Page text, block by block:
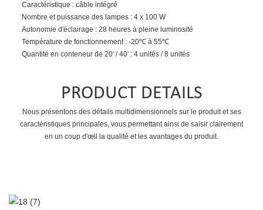
Caractéristique : câble intégré
Nombre et puissance des lampes : 4 x 100 W
Autonomie d'éclairage : 28 heures à pleine luminosité
Température de fonctionnement : -20℃ à 55℃
Quantité en conteneur de 20' / 40' : 4 unités / 8 unités
PRODUCT DETAILS
Nous présentons des détails multidimensionnels sur le produit et ses
caractéristiques principales, vous permettant ainsi de saisir clairement
en un coup d'œil la qualité et les avantages du produit.